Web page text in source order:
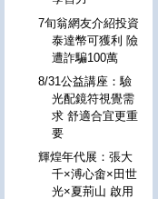
7旬翁網友介紹投資
泰達幣可獲利 險
遭詐騙100萬
8/31公益講座：驗
光配鏡符視覺需
求 舒適合宜更重
要
輝煌年代展：張大
千×溥心畬×田世
光×夏荊山 啟用